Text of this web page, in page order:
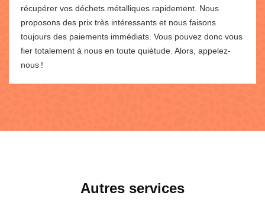
récupérer vos déchets métalliques rapidement. Nous
proposons des prix très intéressants et nous faisons
toujours des paiements immédiats. Vous pouvez donc vous
fier totalement à nous en toute quiétude. Alors, appelez-
nous !
Autres services